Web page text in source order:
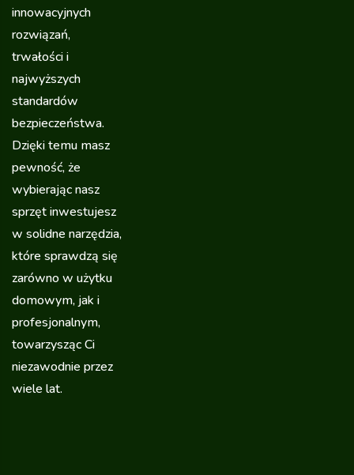
innowacyjnych
rozwiązań,
trwałości i
najwyższych
standardów
bezpieczeństwa.
Dzięki temu masz
pewność, że
wybierając nasz
sprzęt inwestujesz
w solidne narzędzia,
które sprawdzą się
zarówno w użytku
domowym, jak i
profesjonalnym,
towarzysząc Ci
niezawodnie przez
wiele lat.